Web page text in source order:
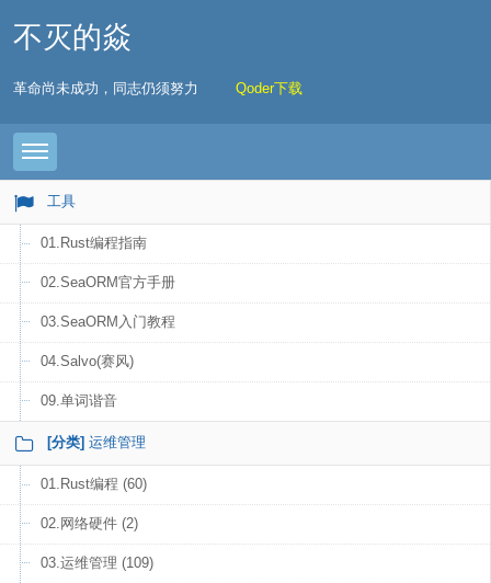
不灭的焱
革命尚未成功，同志仍须努力 Qoder下载
Toggle navigation
工具
01.Rust编程指南
02.SeaORM官方手册
03.SeaORM入门教程
04.Salvo(赛风)
09.单词谐音
[分类] 运维管理
01.Rust编程 (60)
02.网络硬件 (2)
03.运维管理 (109)